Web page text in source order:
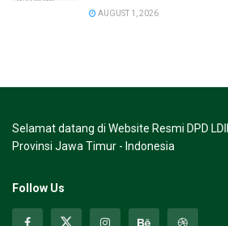
AUGUST 1, 2026
Selamat datang di Website Resmi DPD
Provinsi Jawa Timur - Indonesia
Follow Us